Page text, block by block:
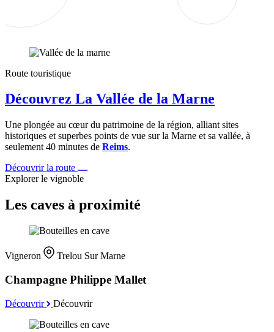
Route touristique
Découvrez La Vallée de la Marne
Une plongée au cœur du patrimoine de la région, alliant sites
historiques et superbes points de vue sur la Marne et sa vallée, à
seulement 40 minutes de Reims.
Découvrir la route
Explorer le vignoble
Les caves à proximité
Vigneron Trelou Sur Marne
Champagne Philippe Mallet
Découvrir Découvrir